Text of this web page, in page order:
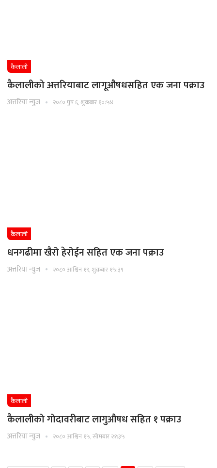
कैलाली
कैलालीको अत्तरियाबाट लागूऔषधसहित एक जना पक्राउ
अत्तरिया न्युज २०८० पुष ६, शुक्रबार १०:५४
कैलाली
धनगढीमा खैरो हेरोईन सहित एक जना पक्राउ
अत्तरिया न्युज २०८० आश्विन १९, शुक्रबार १५:३९
कैलाली
कैलालीको गोदावरीबाट लागुऔषध सहित १ पक्राउ
अत्तरिया न्युज २०८० आश्विन १५, सोमबार २१:३५